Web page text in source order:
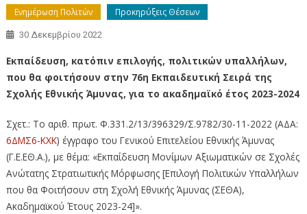
Ενημέρωση Πολιτών Προκηρύξεις Θέσεων
30 Δεκεμβρίου 2022
Εκπαίδευση, κατόπιν επιλογής, πολιτικών υπαλλήλων,
που θα φοιτήσουν στην 76η Εκπαιδευτική Σειρά της
Σχολής Εθνικής Άμυνας, για το ακαδημαϊκό έτος 2023-2024
Σχετ.: Το αριθ. πρωτ. Φ.331.2/13/396329/Σ.9782/30-11-2022 (ΑΔΑ:
6ΔΜΣ6-ΚΧΚ) έγγραφο του Γενικού Επιτελείου Εθνικής Άμυνας
(Γ.Ε.ΕΘ.Α.), με θέμα: «Εκπαίδευση Μονίμων Αξιωματικών σε Σχολές
Ανώτατης Στρατιωτικής Μόρφωσης [Επιλογή Πολιτικών Υπαλλήλων
που θα Φοιτήσουν στη Σχολή Εθνικής Άμυνας (ΣΕΘΑ),
Ακαδημαϊκού Έτους 2023-24]».